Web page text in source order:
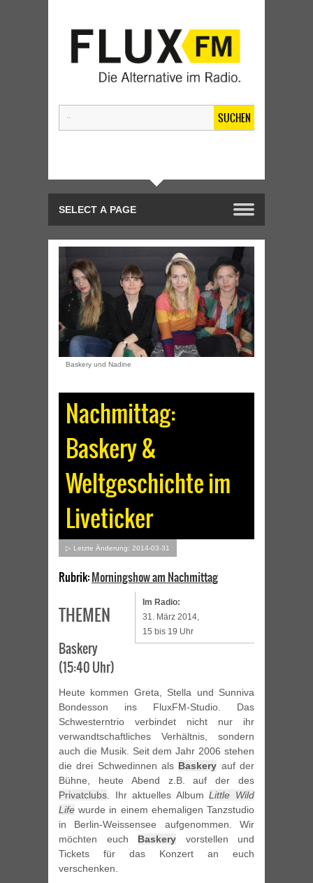
SUCHEN
Baskery und Nadine
Nachmittag:
Baskery &
Weltgeschichte im
Liveticker
▷ Letzte Änderung: 2014-03-31
Rubrik:Morningshow am Nachmittag
Im Radio:
31. März 2014,
15 bis 19 Uhr
THEMEN
Baskery
(15:40 Uhr)
Heute kommen Greta, Stella und Sunniva
Bondesson ins FluxFM-Studio. Das
Schwesterntrio verbindet nicht nur ihr
verwandtschaftliches Verhältnis, sondern
auch die Musik. Seit dem Jahr 2006 stehen
die drei Schwedinnen als Baskery auf der
Bühne, heute Abend z.B. auf der des
Privatclubs. Ihr aktuelles AlbumLittle Wild
Life wurde in einem ehemaligen Tanzstudio
in Berlin-Weissensee aufgenommen. Wir
möchten euch Baskery vorstellen und
Tickets für das Konzert an euch
verschenken.